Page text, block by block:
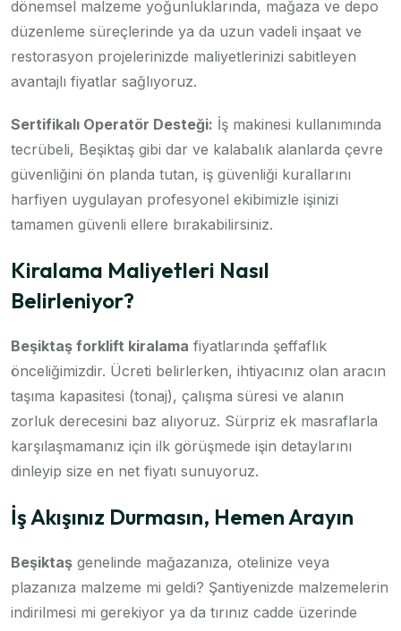
dönemsel malzeme yoğunluklarında, mağaza ve depo
düzenleme süreçlerinde ya da uzun vadeli inşaat ve
restorasyon projelerinizde maliyetlerinizi sabitleyen
avantajlı fiyatlar sağlıyoruz.
Sertifikalı Operatör Desteği: İş makinesi kullanımında
tecrübeli, Beşiktaş gibi dar ve kalabalık alanlarda çevre
güvenliğini ön planda tutan, iş güvenliği kurallarını
harfiyen uygulayan profesyonel ekibimizle işinizi
tamamen güvenli ellere bırakabilirsiniz.
Kiralama Maliyetleri Nasıl
Belirleniyor?
Beşiktaş forklift kiralama fiyatlarında şeffaflık
önceliğimizdir. Ücreti belirlerken, ihtiyacınız olan aracın
taşıma kapasitesi (tonaj), çalışma süresi ve alanın
zorluk derecesini baz alıyoruz. Sürpriz ek masraflarla
karşılaşmamanız için ilk görüşmede işin detaylarını
dinleyip size en net fiyatı sunuyoruz.
İş Akışınız Durmasın, Hemen Arayın
Beşiktaş genelinde mağazanıza, otelinize veya
plazanıza malzeme mi geldi? Şantiyenizde malzemelerin
indirilmesi mi gerekiyor ya da tırınız cadde üzerinde